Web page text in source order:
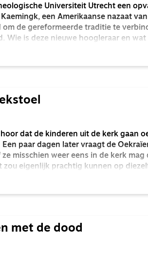
Universiteit Utrecht een
een Amerikaanse nazaat
om de gereformeerde traditie te
Wie is deze nieuwe hoogleraar en
Een gesprek over politiek, werk en
dat de kinderen uit de kerk gaan
paar dagen later vraagt de
misschien weer eens in de kerk mag
zou eigenlijk prachtig kunnen op
ze zelfs iets improviseren op God rest
met de dood